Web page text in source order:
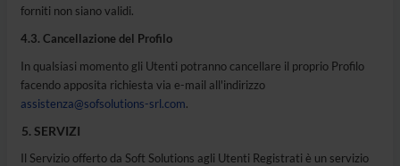
forniti non siano validi.
4.3. Cancellazione del Profilo
In qualsiasi momento gli Utenti potranno cancellare il proprio Profilo
facendo apposita richiesta via e-mail all'indirizzo
assistenza@sofsolutions-srl.com.
SERVIZI
Il Servizio offerto da Soft Solutions agli Utenti Registrati è un servizio